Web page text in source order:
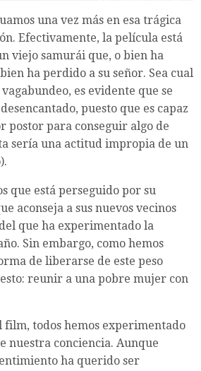
una vez más en esa trágica
Efectivamente, la película está
viejo samurái que, o bien ha
ha perdido a su señor. Sea cual
es evidente que se
puesto que es capaz
postor para conseguir algo de
sería una actitud impropia de un
que está perseguido por su
aconseja a sus nuevos vecinos
que ha experimentado la
Sin embargo, como hemos
de liberarse de este peso
reunir a una pobre mujer con
film, todos hemos experimentado
nuestra conciencia. Aunque
ha querido ser